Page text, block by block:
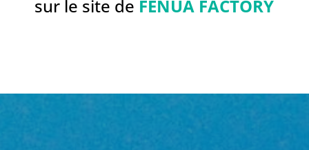
sur le site de FENUA FACTORY